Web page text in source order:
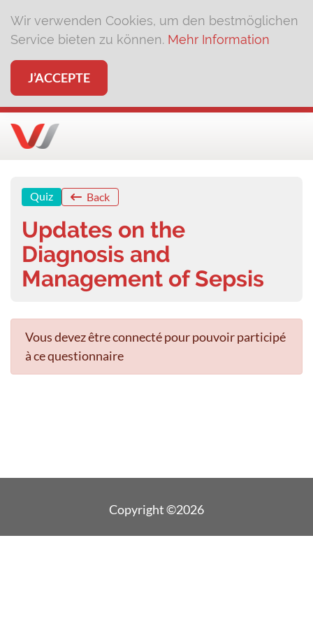
Wir verwenden Cookies, um den bestmöglichen
Service bieten zu können. Mehr Information
J’ACCEPTE
Quiz Back
Updates on the
Diagnosis and
Management of Sepsis
Vous devez être connecté pour pouvoir participé
à ce questionnaire
Copyright ©2026